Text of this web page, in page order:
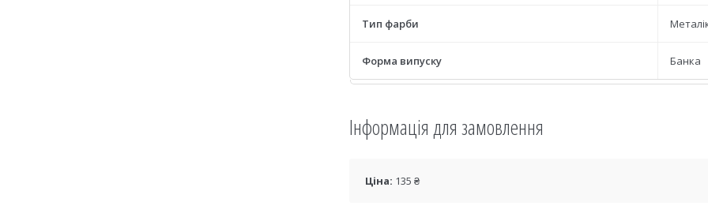
Тип фарби
Форма випуску Банка
Інформація для замовлення
Ціна: 135 ₴